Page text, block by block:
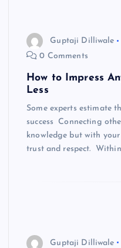
Guptaji Dilliwale
0 Comments
How to Impress
Less
Some experts estimate
success Connecting
knowledge but with
trust and respect.
Guptaji Dilliwale